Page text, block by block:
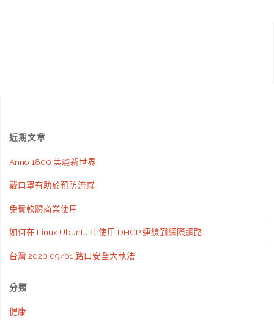
感"
近期文章
Anno 1800 美麗新世界
戴口罩有助於預防流感
免費軟體商業使用
如何在 Linux Ubuntu 中使用 DHCP 連線到網際網路
台灣 2020 09/01 路口安全大執法
分類
健康